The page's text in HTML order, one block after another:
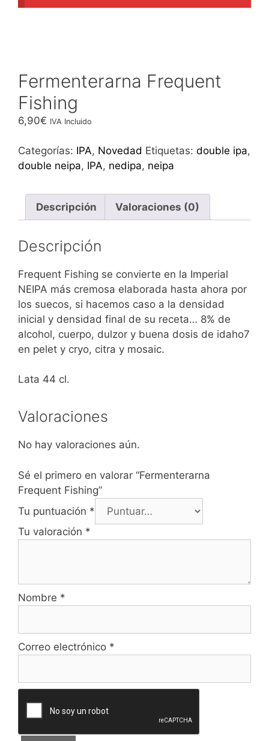
Fermenterarna Frequent
Fishing
6,90€ IVA Incluido
Categorías: IPA, Novedad Etiquetas: double ipa,
double neipa, IPA, nedipa, neipa
Descripción Valoraciones (0)
Descripción
Frequent Fishing se convierte en la Imperial
NEIPA más cremosa elaborada hasta ahora por
los suecos, si hacemos caso a la densidad
inicial y densidad final de su receta… 8% de
alcohol, cuerpo, dulzor y buena dosis de idaho7
en pelet y cryo, citra y mosaic.
Lata 44 cl.
Valoraciones
No hay valoraciones aún.
Sé el primero en valorar “Fermenterarna
Frequent Fishing”
Tu puntuación *
Tu valoración *
Nombre *
Correo electrónico *